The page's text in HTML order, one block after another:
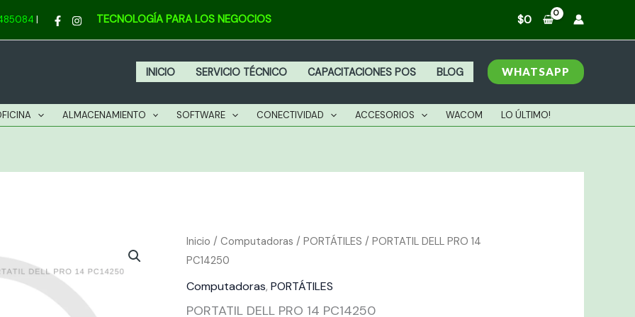
| TECNOLOGÍA PARA LOS NEGOCIOS $0
INICIO SERVICIO TÉCNICO CAPACITACIONES POS BLOG WHATSAPP
ALMACENAMIENTO SOFTWARE CONECTIVIDAD ACCESORIOS WACOM LO ÚLTIMO!
Inicio /Computadoras /PORTÁTILES / PORTATIL DELL PRO 14
PC14250
Computadoras,PORTÁTILES
PORTATIL DELL PRO 14 PC14250
PORTATIL
DELL
PRO
14
PC14250
cantidad